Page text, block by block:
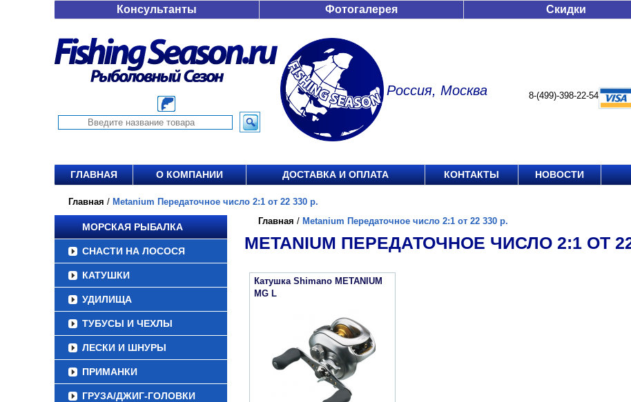
Консультанты Фотогалерея Скидки
Россия, Москва 8-(499)-398-22-54
ГЛАВНАЯ О КОМПАНИИ ДОСТАВКА И ОПЛАТА КОНТАКТЫ НОВОСТИ
Главная / Metanium Передаточное число 2:1 от 22 330 р.
МОРСКАЯ РЫБАЛКА
СНАСТИ НА ЛОСОСЯ
КАТУШКИ
УДИЛИЩА
ТУБУСЫ И ЧЕХЛЫ
ЛЕСКИ И ШНУРЫ
ПРИМАНКИ
ГРУЗА/ДЖИГ-ГОЛОВКИ
Главная / Metanium Передаточное число 2:1 от 22 330 р.
METANIUM ПЕРЕДАТОЧНОЕ ЧИСЛО 2:1 ОТ
Катушка Shimano METANIUM
MG L